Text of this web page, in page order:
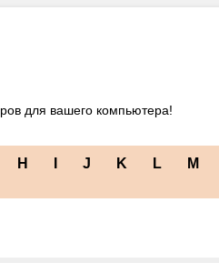
для вашего компьютера!
H J K L M